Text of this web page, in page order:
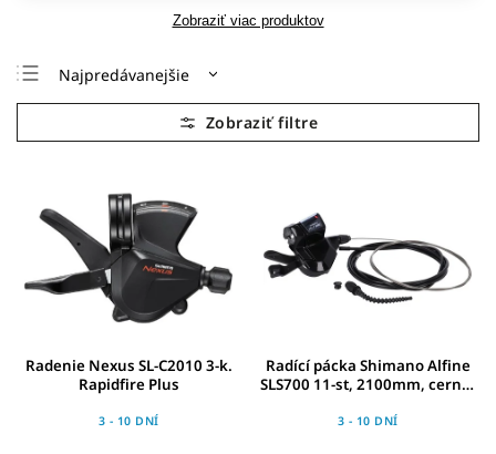
Zobraziť viac produktov
Najpredávanejšie
Najlacnejšie
Najdrahšie
Radenie Nexus SL-C2010 3-k.
Rapidfire Plus
3 - 10 DNÍ
Radící pácka Shimano Alfine
SLS700 11-st, 2100mm, cerná,
3 - 10 DNÍ